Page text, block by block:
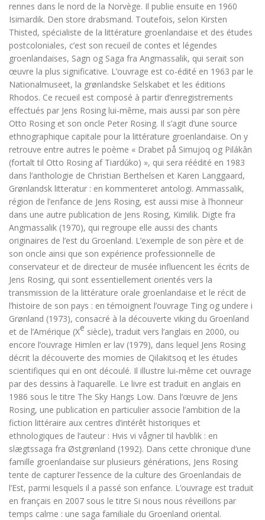
rennes dans le nord de la Norvège. Il publie ensuite en 1960
Isimardik. Den store drabsmand. Toutefois, selon Kirsten
Thisted, spécialiste de la littérature groenlandaise et des études
postcoloniales, c’est son recueil de contes et légendes
groenlandaises, Sagn og Saga fra Angmassalik, qui serait son
œuvre la plus significative. L’ouvrage est co-édité en 1963 par le
Nationalmuseet, la grønlandske Selskabet et les éditions
Rhodos. Ce recueil est composé à partir d’enregistrements
effectués par Jens Rosing lui-même, mais aussi par son père
Otto Rosing et son oncle Peter Rosing. Il s’agit d’une source
ethnographique capitale pour la littérature groenlandaise. On y
retrouve entre autres le poème « Drabet på Simujoq og Pilákân
(fortalt til Otto Rosing af Tiardúko) », qui sera réédité en 1983
dans l’anthologie de Christian Berthelsen et Karen Langgaard,
Grønlandsk litteratur : en kommenteret antologi. Ammassalik,
région de l’enfance de Jens Rosing, est aussi mise à l’honneur
dans une autre publication de Jens Rosing, Kimilik. Digte fra
Angmassalik (1970), qui regroupe elle aussi des chants
originaires de l’est du Groenland. L’exemple de son père et de
son oncle ainsi que son expérience professionnelle de
conservateur et de directeur de musée influencent les écrits de
Jens Rosing, qui sont essentiellement orientés vers la
transmission de la littérature orale groenlandaise et le récit de
l’histoire de son pays : en témoignent l’ouvrage Ting og undere i
Grønland (1973), consacré à la découverte viking du Groenland
et de l’Amérique (Xe siècle), traduit vers l’anglais en 2000, ou
encore l’ouvrage Himlen er lav (1979), dans lequel Jens Rosing
décrit la découverte des momies de Qilakitsoq et les études
scientifiques qui en ont découlé. Il illustre lui-même cet ouvrage
par des dessins à l’aquarelle. Le livre est traduit en anglais en
1986 sous le titre The Sky Hangs Low. Dans l’œuvre de Jens
Rosing, une publication en particulier associe l’ambition de la
fiction littéraire aux centres d’intérêt historiques et
ethnologiques de l’auteur : Hvis vi vågner til havblik : en
slægtssaga fra Østgrønland (1992). Dans cette chronique d’une
famille groenlandaise sur plusieurs générations, Jens Rosing
tente de capturer l’essence de la culture des Groenlandais de
l’Est, parmi lesquels il a passé son enfance. L’ouvrage est traduit
en français en 2007 sous le titre Si nous nous réveillons par
temps calme : une saga familiale du Groenland oriental.